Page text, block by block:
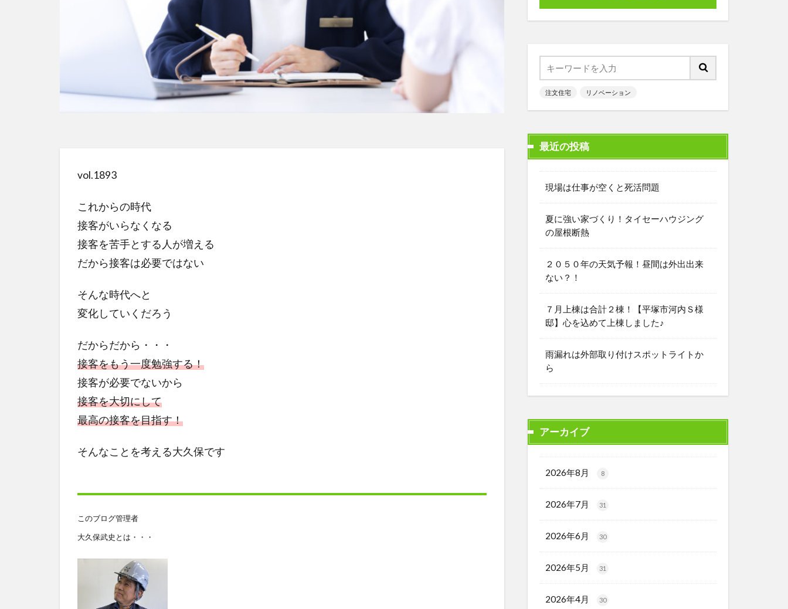
vol.1893
これからの時代
接客がいらなくなる
接客を苦手とする人が増える
だから接客は必要ではない
そんな時代へと
変化していくだろう
だからだから・・・
接客をもう一度勉強する！
接客が必要でないから
接客を大切にして
最高の接客を目指す！
そんなことを考える大久保です
このブログ管理者
大久保武史とは・・・
注文住宅 リノベーション
最近の投稿
現場は仕事が空くと死活問題
夏に強い家づくり！タイセーハウジング
の屋根断熱
２０５０年の天気予報！昼間は外出出来
ない？！
７月上棟は合計２棟！【平塚市河内Ｓ様
邸】心を込めて上棟しました♪
雨漏れは外部取り付けスポットライトか
ら
アーカイブ
2026年8月 8
2026年7月 31
2026年6月 30
2026年5月 31
2026年4月 30